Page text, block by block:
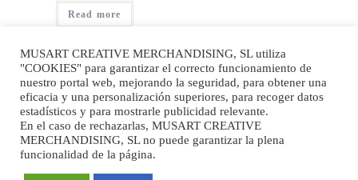
Read more
Aviso Legal|Politica de Privacidad
MUSART CREATIVE MERCHANDISING, SL utiliza
"COOKIES" para garantizar el correcto funcionamiento de
nuestro portal web, mejorando la seguridad, para obtener una
eficacia y una personalización superiores, para recoger datos
estadísticos y para mostrarle publicidad relevante.
En el caso de rechazarlas, MUSART CREATIVE
MERCHANDISING, SL no puede garantizar la plena
funcionalidad de la página.